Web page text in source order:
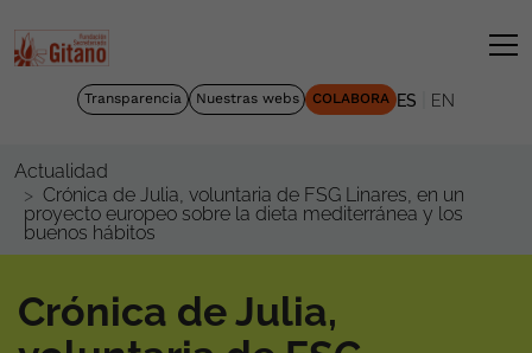
Transparencia Nuestras webs COLABORA ES EN
Actualidad
Crónica de Julia, voluntaria de FSG Linares, en un
proyecto europeo sobre la dieta mediterránea y los
buenos hábitos
Crónica de Julia,